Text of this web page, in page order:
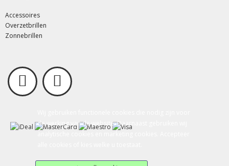
de werking van de website. Daarnaast gebruiken wij
Accessoires
Overzetbrillen
Zonnebrillen